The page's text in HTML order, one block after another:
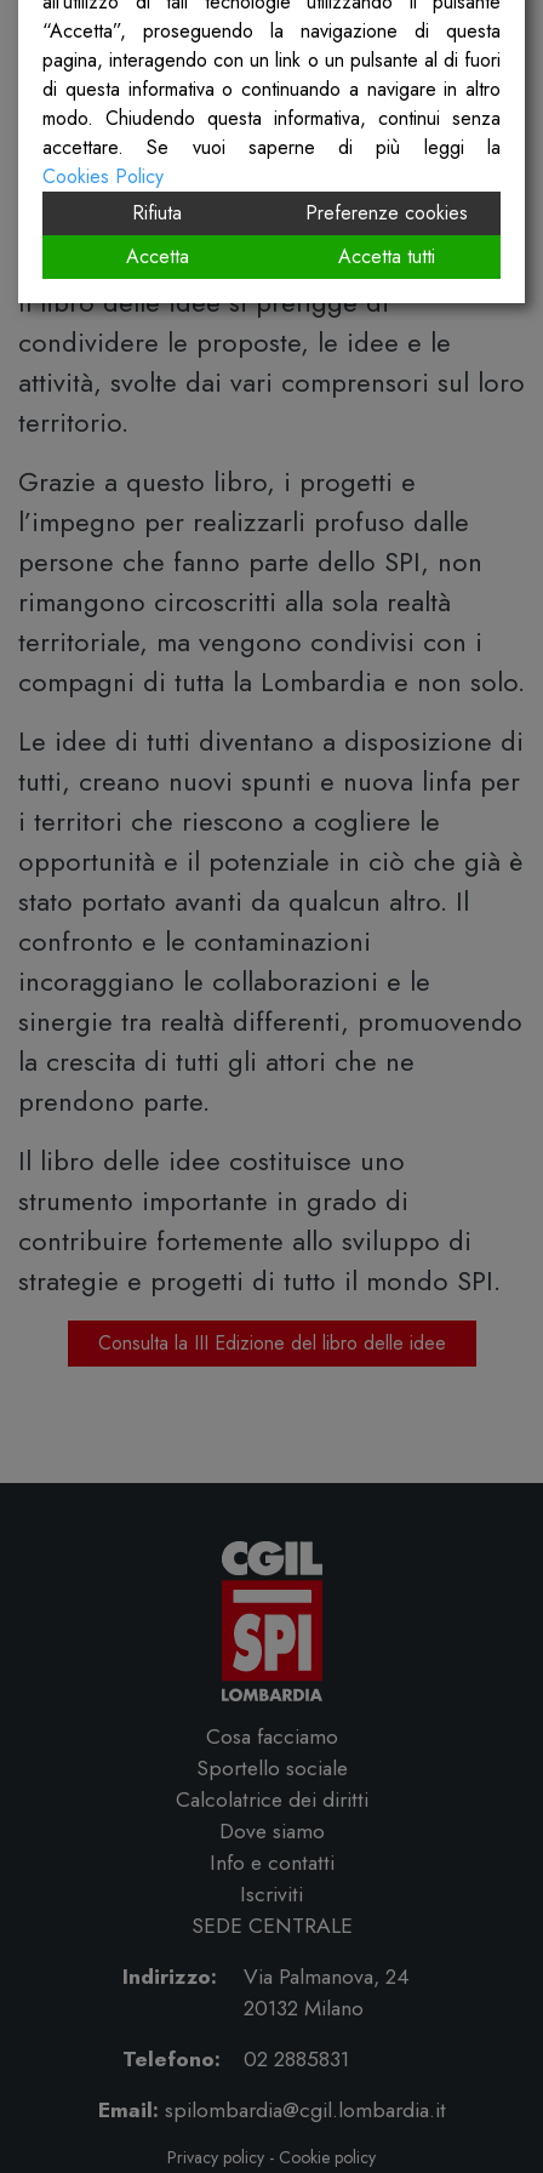
ne mette in mostra strategie, obiettivi e
risultati.
Consulta l’ultimo Bilancio Sociale di mandato
IL LIBRO DELLE IDEE
Il libro delle idee si prefigge di
condividere le proposte, le idee e le
attività, svolte dai vari comprensori sul loro
territorio.
Grazie a questo libro, i progetti e
l’impegno per realizzarli profuso dalle
persone che fanno parte dello SPI, non
rimangono circoscritti alla sola realtà
territoriale, ma vengono condivisi con i
compagni di tutta la Lombardia e non solo.
Le idee di tutti diventano a disposizione di
tutti, creano nuovi spunti e nuova linfa per
i territori che riescono a cogliere le
opportunità e il potenziale in ciò che già è
stato portato avanti da qualcun altro. Il
confronto e le contaminazioni
incoraggiano le collaborazioni e le
sinergie tra realtà differenti, promuovendo
la crescita di tutti gli attori che ne
prendono parte.
Il libro delle idee costituisce uno
strumento importante in grado di
contribuire fortemente allo sviluppo di
strategie e progetti di tutto il mondo SPI.
Consulta la III Edizione del libro delle idee
Cosa facciamo
Sportello sociale
Calcolatrice dei diritti
Dove siamo
Info e contatti
Iscriviti
SEDE CENTRALE
Indirizzo:
Via Palmanova, 24
20132 Milano
Telefono:
02 2885831
Email: spilombardia@cgil.lombardia.it
Privacy policy - Cookie policy
“Accetta”, proseguendo la navigazione di questa
pagina, interagendo con un link o un pulsante al di fuori
di questa informativa o continuando a navigare in altro
modo. Chiudendo questa informativa, continui senza
accettare. Se vuoi saperne di più leggi la
Cookies Policy
Rifiuta
Preferenze cookies
Accetta
Accetta tutti